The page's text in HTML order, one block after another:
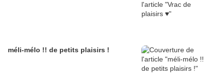
méli-mélo !! de petits plaisirs !